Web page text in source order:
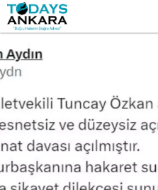
açtı
Komutanlığı’na yeni atama